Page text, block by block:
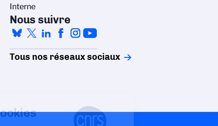
Interne
Nous suivre
Tous nos réseaux sociaux
Gestion des cookies